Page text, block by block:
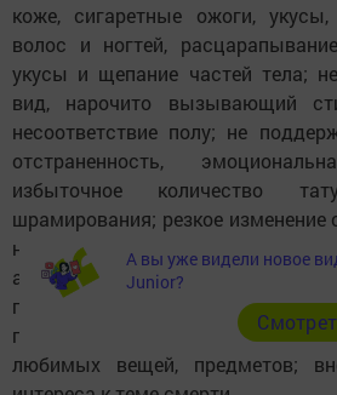
коже, сигаретные ожоги,
волос и ногтей,
укусы и щепание частей тела;
вид, нарочито вызывающий
несоответствие полу; не
отстраненность,
избыточное количество
шрамирования; резкое изменение
наличие сильных
аппетита; потеря интереса к
предметов, способных быть
приведение в порядок своих
любимых вещей, предметов;
А вы уже видели новое
Junior?